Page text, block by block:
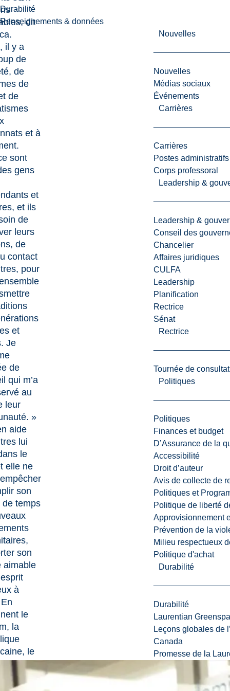
Durabilité
Renseignements & données
Nouvelles
Nouvelles
Médias sociaux
Événements
Carrières
Carrières
Postes
Corps professoral
Leadership &
Leadership &
Conseil des
Chancelier
Affaires juridiques
CULFA
Leadership
Planification
Rectrice
Sénat
Rectrice
Tournée de
Politiques
Politiques
Finances et budget
D’Assurance de la
Accessibilité
Droit d’auteur
Avis de collecte de
Politiques et
Politique de liberté
Approvisionnement
Prévention de la
Milieu respectueux
Politique d'achat
Durabilité
Durabilité
Laurentian
Leçons globales de
Canada
Promesse de la
dit
il y a
de
de
de
de
et à
sont
gens
et
et ils
de
leurs
de
contact
pour
et
Je
de
qui m’a
au
leur
»
aide
lui
le
elle ne
son
de temps
son
aimable
à
le
la
le
le
et le